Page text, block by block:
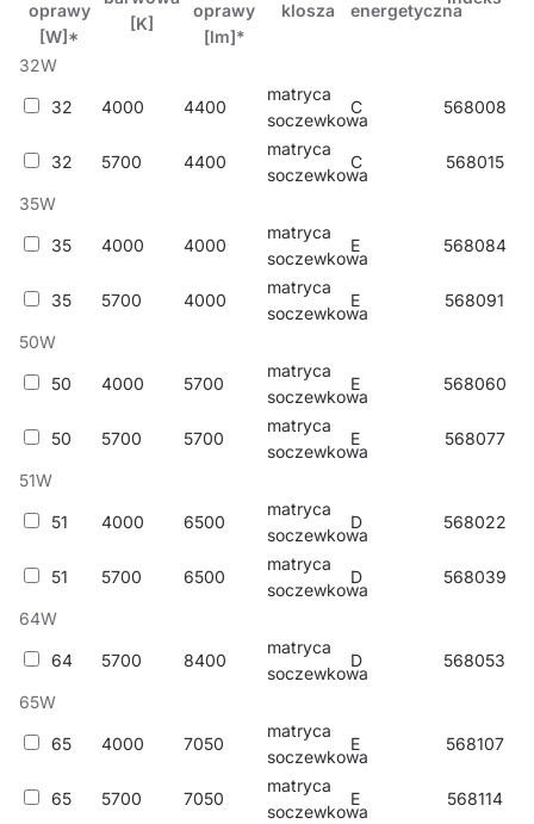
oprawy
[W]*
[K]
oprawy
[lm]*
klosza energetyczna
32W
32 4000 4400
matryca
soczewkowa
C 568008
32 5700 4400
matryca
soczewkowa
C 568015
35W
35 4000 4000
matryca
soczewkowa
E 568084
35 5700 4000
matryca
soczewkowa
E 568091
50W
50 4000 5700
matryca
soczewkowa
E 568060
50 5700 5700
matryca
soczewkowa
E 568077
51W
51 4000 6500
matryca
soczewkowa
D 568022
51 5700 6500
matryca
soczewkowa
D 568039
64W
64 5700 8400
matryca
soczewkowa
D 568053
65W
65 4000 7050
matryca
soczewkowa
E 568107
65 5700 7050
matryca
soczewkowa
E 568114